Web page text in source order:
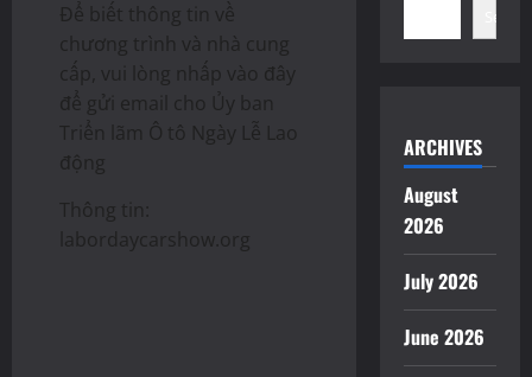
Để biết thông tin về
chương trình và nhà cung
cấp, vui lòng nhấp vào đây
để gửi email cho Ủy ban
Triển lãm Ô tô Ngày Lễ Lao
động
Thông tin:
labordaycarshow.org
Search
ARCHIVES
August
2026
July 2026
June 2026